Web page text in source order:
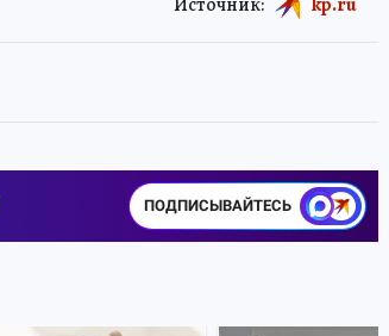
ПОДПИСЫВАЙТЕСЬ